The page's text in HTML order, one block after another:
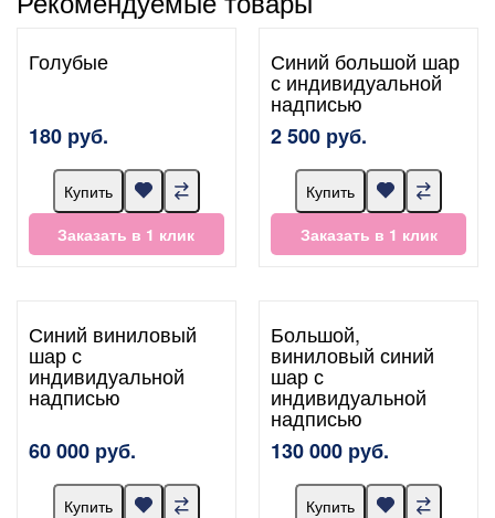
Голубые
180 руб.
Купить
Заказать в 1 клик
Синий большой шар
с индивидуальной
надписью
2 500 руб.
Купить
Заказать в 1 клик
Синий виниловый
шар с
индивидуальной
надписью
60 000 руб.
Купить
Большой,
виниловый синий
шар с
индивидуальной
надписью
130 000 руб.
Купить